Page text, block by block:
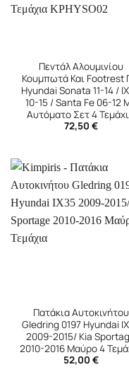
Πεντάλ Αλουμινίου
Κουμπωτά Και Footrest
Hyundai Sonata 11-14 /
10-15 / Santa Fe 06-12 Μη
Αυτόματο Σετ 4
KPHYSO02
72,50 €
Πατάκια Αυτοκινήτου
Gledring 0197 Hyundai
2009-2015/ Kia
2010-2016 Μαύρο 4
52,00 €